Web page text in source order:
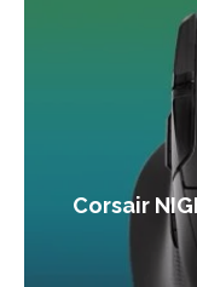
Corsair